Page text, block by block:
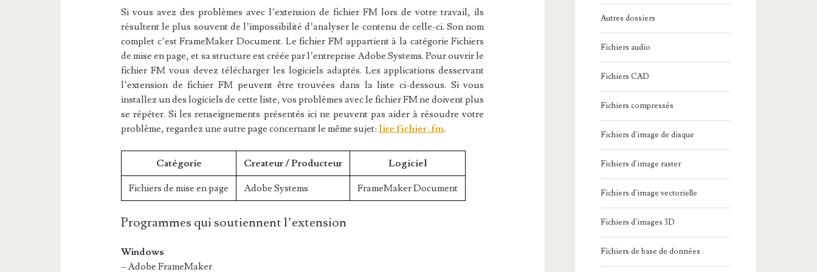
Si vous avez des problèmes avec l’extension de fichier FM lors de votre travail, ils
résultent le plus souvent de l’impossibilité d’analyser le contenu de celle-ci. Son nom
complet c’est FrameMaker Document. Le fichier FM appartient à la catégorie Fichiers
de mise en page, et sa structure est créée par l’entreprise Adobe Systems. Pour ouvrir le
fichier FM vous devez télécharger les logiciels adaptés. Les applications desservant
l’extension de fichier FM peuvent être trouvées dans la liste ci-dessous. Si vous
installez un des logiciels de cette liste, vos problèmes avec le fichier FM ne doivent plus
se répéter. Si les renseignements présentés ici ne peuvent pas aider à résoudre votre
problème, regardez une autre page concernant le même sujet: lire fichier .fm.
Catégorie Createur / Producteur Logiciel
Fichiers de mise en page Adobe Systems FrameMaker Document
Programmes qui soutiennent l’extension
Windows
– Adobe FrameMaker
Autres dossiers
Fichiers audio
Fichiers CAD
Fichiers compressés
Fichiers d'image de disque
Fichiers d'image raster
Fichiers d'image vectorielle
Fichiers d'images 3D
Fichiers de base de données